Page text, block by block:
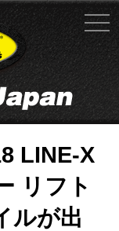
LINE-X
リフト
ルが出